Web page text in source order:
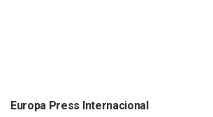
Europa Press Internacional